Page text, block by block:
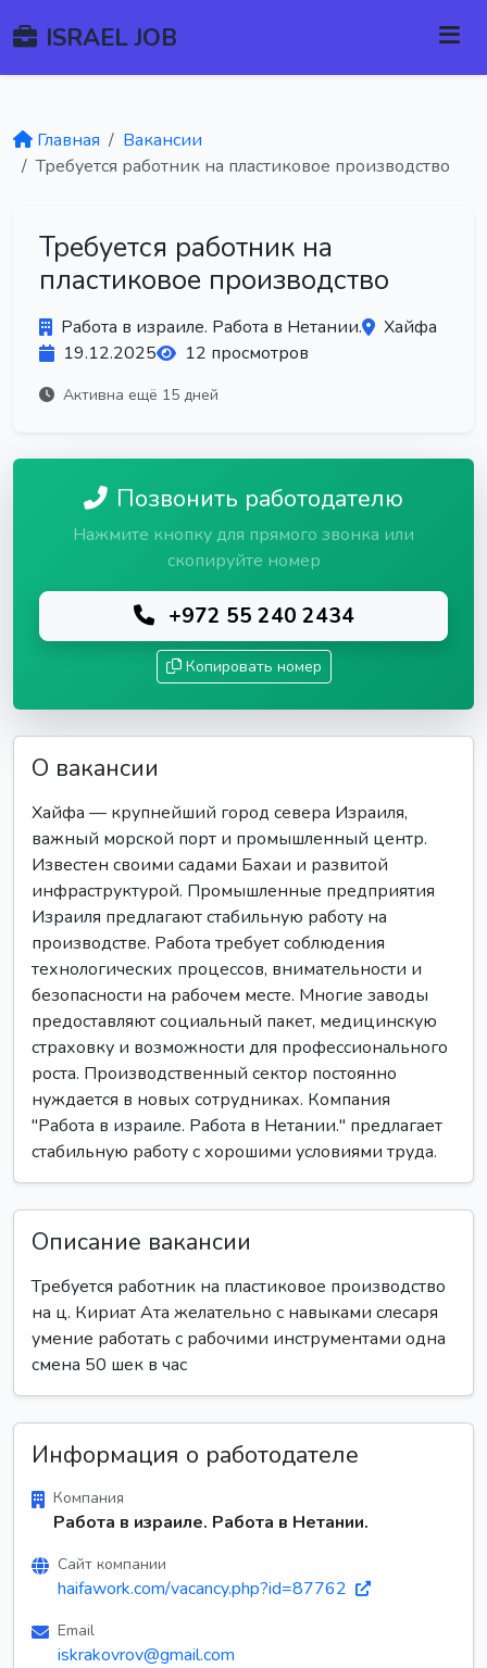
ISRAEL JOB
Главная
Вакансии
Требуется работник на пластиковое производство
Требуется работник на
пластиковое производство
Работа в израиле. Работа в Нетании.
Хайфа
19.12.2025
12 просмотров
Активна ещё 15 дней
Позвонить работодателю
Нажмите кнопку для прямого звонка или
скопируйте номер
+972 55 240 2434
Копировать номер
О вакансии
Хайфа — крупнейший город севера Израиля,
важный морской порт и промышленный центр.
Известен своими садами Бахаи и развитой
инфраструктурой. Промышленные предприятия
Израиля предлагают стабильную работу на
производстве. Работа требует соблюдения
технологических процессов, внимательности и
безопасности на рабочем месте. Многие заводы
предоставляют социальный пакет, медицинскую
страховку и возможности для профессионального
роста. Производственный сектор постоянно
нуждается в новых сотрудниках. Компания
"Работа в израиле. Работа в Нетании." предлагает
стабильную работу с хорошими условиями труда.
Описание вакансии
Требуется работник на пластиковое производство
на ц. Кириат Ата желательно с навыками слесаря
умение работать с рабочими инструментами одна
смена 50 шек в час
Информация о работодателе
Компания
Работа в израиле. Работа в Нетании.
Сайт компании
haifawork.com/vacancy.php?id=87762
Email
iskrakovrov@gmail.com